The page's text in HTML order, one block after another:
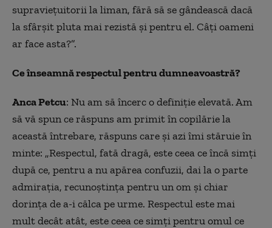
supraviețuitorii la liman, fără să se gândească dacă
la sfârșit pluta mai rezistă și pentru el. Câți oameni
ar face asta?”.
Ce înseamnă respectul pentru dumneavoastră?
Anca Petcu: Nu am să încerc o definiție elevată. Am
să vă spun ce răspuns am primit în copilărie la
această întrebare, răspuns care și azi îmi stăruie în
minte: „Respectul, fată dragă, este ceea ce încă simți
după ce, pentru a nu apărea confuzii, dai la o parte
admirația, recunoștința pentru un om și chiar
dorința de a-i călca pe urme. Respectul este mai
mult decât atât, este ceea ce simți pentru omul ce